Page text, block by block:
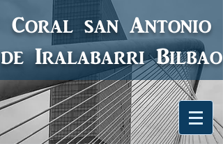
Coral san Antonio
de IralabarriBilbao